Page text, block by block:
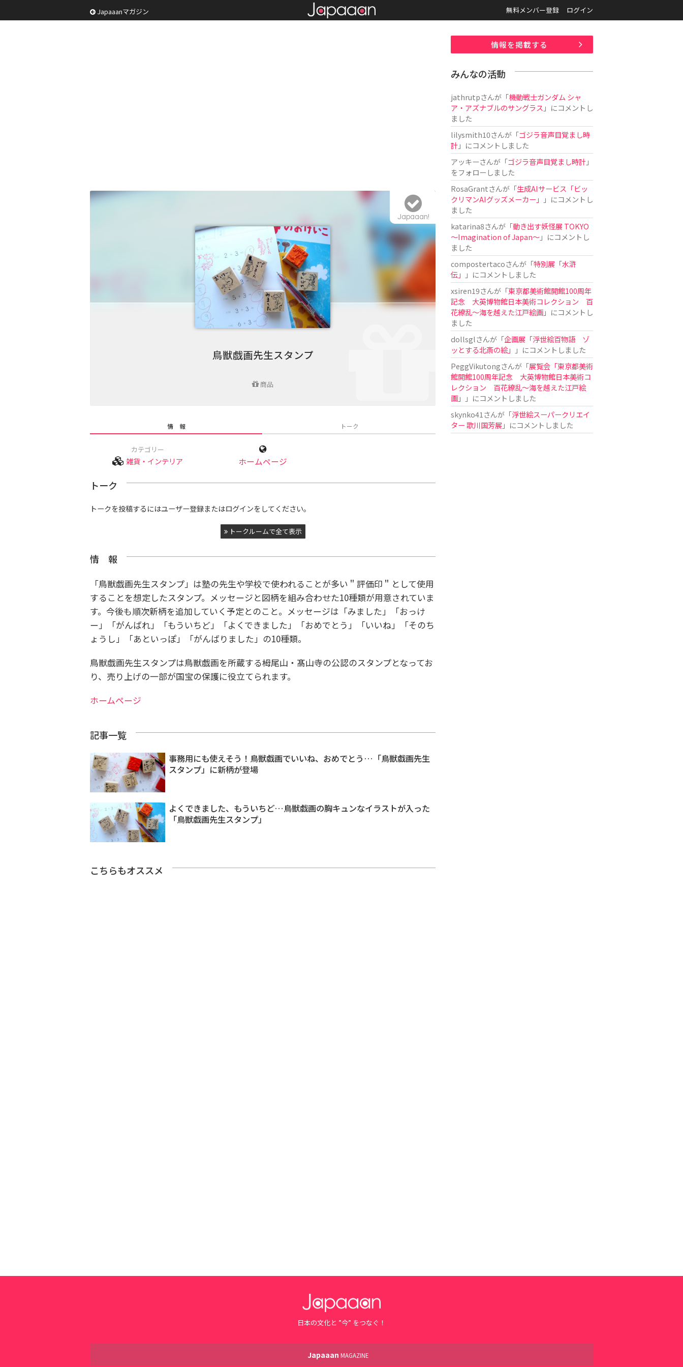
Japaaanマガジン 無料メンバー登録 ログイン
鳥獣戯画先生スタンプ
商品
Japaaan!
情 報 トーク
カテゴリー
雑貨・インテリア ホームページ
トーク
トークを投稿するにはユーザー登録またはログインをしてください。
トークルームで全て表示
情 報
「鳥獣戯画先生スタンプ」は塾の先生や学校で使われることが多い＂評価印＂として使用
することを想定したスタンプ。メッセージと図柄を組み合わせた10種類が用意されていま
す。今後も順次新柄を追加していく予定とのこと。メッセージは「みました」「おっけ
ー」「がんばれ」「もういちど」「よくできました」「おめでとう」「いいね」「そのち
ょうし」「あといっぽ」「がんばりました」の10種類。
鳥獣戯画先生スタンプは鳥獣戯画を所蔵する栂尾山・髙山寺の公認のスタンプとなってお
り、売り上げの一部が国宝の保護に役立てられます。
ホームページ
記事一覧
事務用にも使えそう！鳥獣戯画でいいね、おめでとう…「鳥獣戯画先生
スタンプ」に新柄が登場
よくできました、もういちど…鳥獣戯画の胸キュンなイラストが入った
「鳥獣戯画先生スタンプ」
こちらもオススメ
情報を掲載する
みんなの活動
jathrutpさんが「機動戦士ガンダム シャ
ア・アズナブルのサングラス 」にコメントし
ました
lilysmith10さんが「ゴジラ音声目覚まし時
計」にコメントしました
アッキーさんが「ゴジラ音声目覚まし時計」
をフォローしました
RosaGrantさんが「生成AIサービス「ビッ
クリマンAIグッズメーカー」
」にコメントし
ました
katarina8さんが「動き出す妖怪展 TOKYO
〜Imagination of Japan〜」にコメントし
ました
compostertacoさんが「特別展「水滸
伝」
」にコメントしました
xsiren19さんが「東京都美術館開館100周年
記念 大英博物館日本美術コレクション 百
花繚乱～海を越えた江戸絵画」にコメントし
ました
dollsglさんが「企画展「浮世絵百物語 ゾ
ッとする北斎の絵」
」にコメントしました
PeggVikutongさんが「展覧会「東京都美術
館開館100周年記念 大英博物館日本美術コ
レクション 百花繚乱〜海を越えた江戸絵
画」
」にコメントしました
skynko41 さんが「浮世絵スーパークリエイ
ター 歌川国芳展 」にコメントしました
日本の文化と ”今” をつなぐ！
Japaaan MAGAZINE